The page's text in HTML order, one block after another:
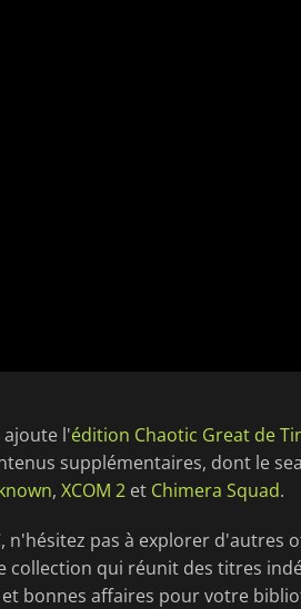
ajoute l'édition Chaotic Great de
supplémentaires, dont le
, XCOM 2 et Chimera Squad.
n'hésitez pas à explorer d'autres
collection qui réunit des titres
bonnes affaires pour votre